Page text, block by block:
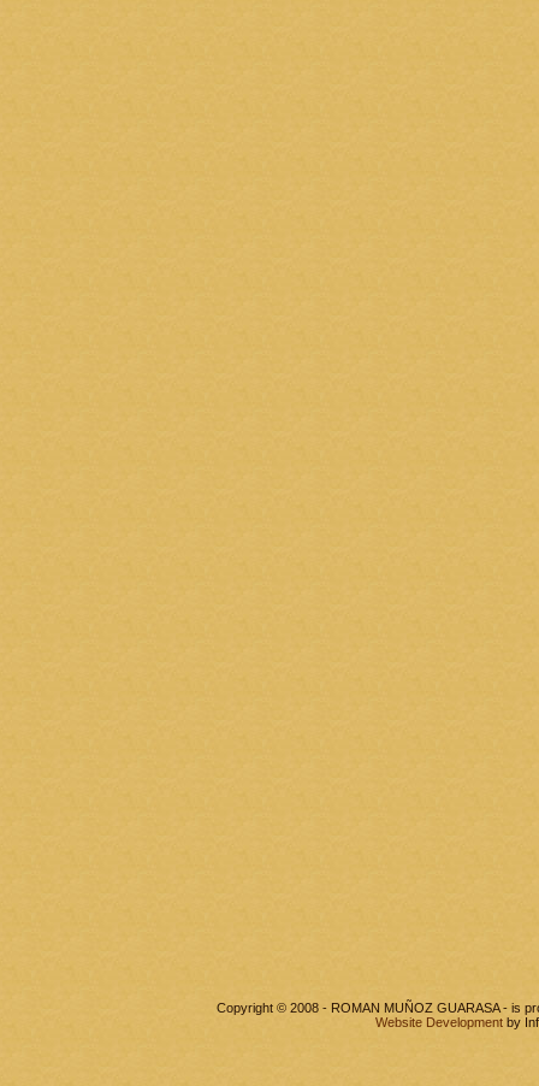
Copyright © 2008 - ROMAN MUÑOZ GUARASA - is
Website Development by